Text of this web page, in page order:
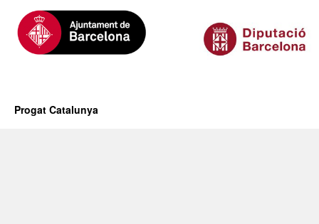
Progat Catalunya